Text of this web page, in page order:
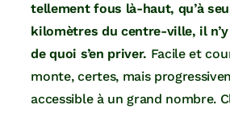
tellement fous là-haut, qu’à
kilomètres du centre-ville, il
de quoi s’en priver. Facile et
monte, certes, mais
accessible à un grand nombre.